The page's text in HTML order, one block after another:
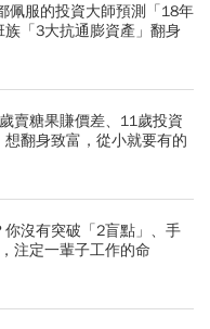
佩服的投資大師預測「18年
「3大抗通膨資產」翻身
賣糖果賺價差、11歲投資
翻身致富，從小就要有的
沒有突破「2盲點」、手
注定一輩子工作的命